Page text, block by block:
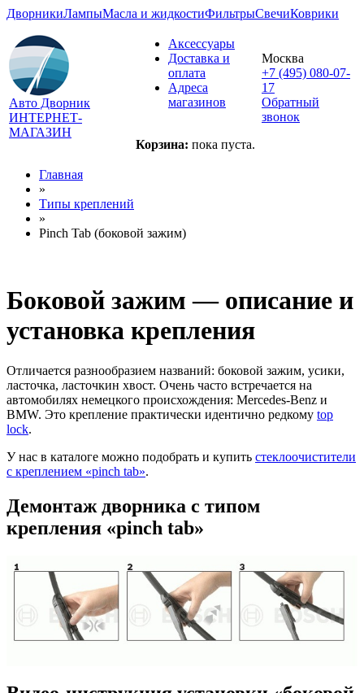
ДворникиЛампыМасла и жидкостиФильтрыСвечиКоврики
Авто Дворник
ИНТЕРНЕТ-
МАГАЗИН
Аксессуары
Доставка и
оплата
Адреса
магазинов
Корзина: пока пуста.
Москва
+7 (495) 080-07-
17
Обратный
звонок
Главная
»
Типы креплений
»
Pinch Tab (боковой зажим)
Боковой зажим — описание и
установка крепления
Отличается разнообразием названий: боковой зажим, усики,
ласточка, ласточкин хвост. Очень часто встречается на
автомобилях немецкого происхождения: Mercedes-Benz и
BMW. Это крепление практически идентично редкому top
lock.
У нас в каталоге можно подобрать и купить стеклоочистители
с креплением «pinch tab».
Демонтаж дворника с типом
крепления «pinch tab»